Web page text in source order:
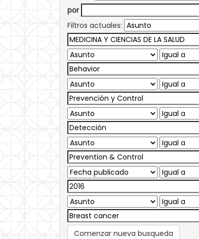
por
Filtros actuales:
Comenzar nueva busqueda